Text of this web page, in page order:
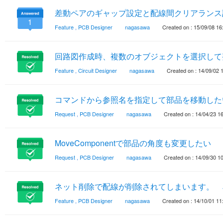
1
差動ペアのギャップ設定と配線間クリアラン
Feature , PCB Designer nagasawa Created on : 15/09/08
回路図作成時、複数のオブジェクトを選択し
Feature , Circuit Designer nagasawa Created on : 14/09/02
コマンドから参照名を指定して部品を移動し
Request , PCB Designer nagasawa Created on : 14/04/23
MoveComponentで部品の角度も変更したい
Request , PCB Designer nagasawa Created on : 14/09/30
ネット削除で配線が削除されてしまいます。
Feature , PCB Designer nagasawa Created on : 14/10/01